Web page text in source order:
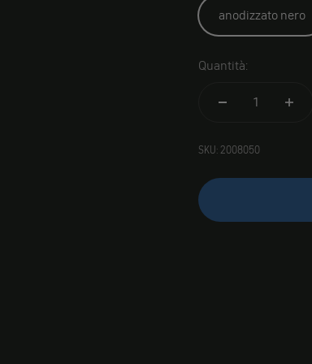
anodizzato nero
Quantità:
SKU: 2008050